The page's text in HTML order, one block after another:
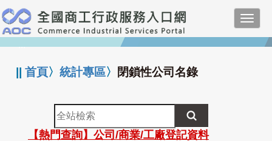
跳
到
主
要
:::
||首頁〉統計專區〉 閉鎖性公司名錄
全
站
檢
【熱門查詢】公司/商業/工廠登記資料